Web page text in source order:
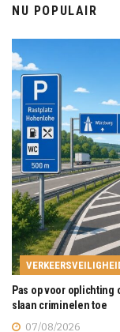
NU POPULAIR
Pas op voor oplichting
slaan criminelen toe
07/08/2026